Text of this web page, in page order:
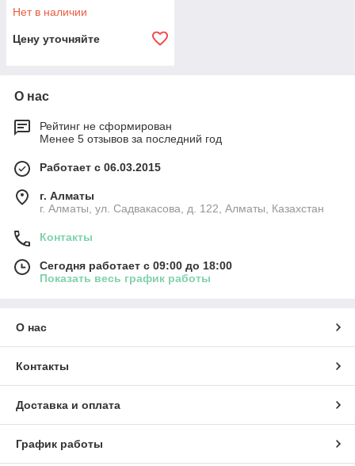
Нет в наличии
Цену уточняйте
О нас
Рейтинг не сформирован
Менее 5 отзывов за последний год
Работает с 06.03.2015
г. Алматы
г. Алматы, ул. Садвакасова, д. 122, Алматы, Казахстан
Контакты
Сегодня работает с 09:00 до 18:00
Показать весь график работы
О нас
Контакты
Доставка и оплата
График работы